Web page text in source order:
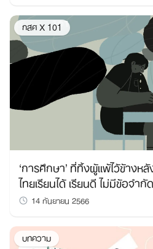
กสศ X 101
‘การศึกษา’ ที่ทิ้งผู้แพ้ไว้ข้างหลั
ไทยเรียนได้ เรียนดี ไม่มีข้อจำกัด
14 กันยายน 2566
บทความ